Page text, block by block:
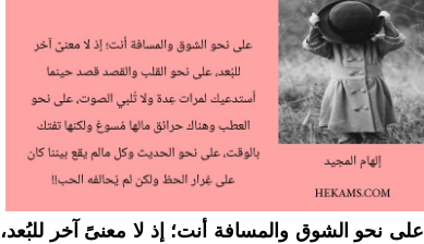
على نحو الشوق والمسافة أنت؛ إذ لا معنىً آخر للبُعد،